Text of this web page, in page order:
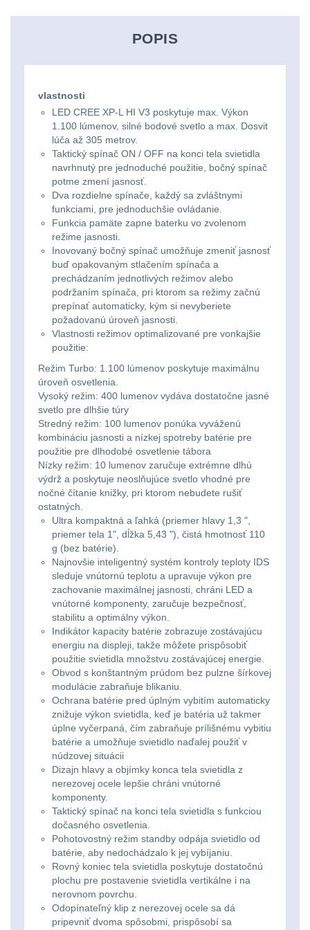
lm
AA/AAA/14500
baterie
Svítilny
18650
baterie
Svítilny
21700
baterie
Svítilny
pro
26650
baterie
Svítilny
CR123A
nebo
16340
baterie
Čelové
svetlá
čelovky
Taktické
svietidlá
Lucerny
Přepravne
tašky
zbraně
Hydratační
vaky
Pouzdra
Kapsy
Peněženky
Doplňky
batohům
Monokuláry
Príslušenstvo
optiku
Čelové svetlá - čelovky3
lampy1
Potápačské svetlá2
Kapesní svítilny4
Policejní svítilny4
Vyhledávací svítilny
Lovecké svítilny1
Nabíjacie baterky6
Svietidlá s magnetom2
Svietidlá CRI≥901
Laserové značkovače
Držiaky a
príslušenstvo34
186501
14500 / AA / AAA4
16340 a CR1231
Nabíjačky9
Náhradné diely7
BATOHY A TAŠKY
Turistické a expediční
Městské batohy41
Batohy216
Méně než 10 L13
10 - 20 L26
20 - 30 L103
POPIS
vlastnosti
LED CREE XP-L HI V3 poskytuje max. Výkon
1.100 lúmenov, silné bodové svetlo a max. Dosvit
lúča až 305 metrov.
Taktický spínač ON / OFF na konci tela svietidla
navrhnutý pre jednoduché použitie, bočný spínač
potme zmení jasnosť.
Dva rozdielne spínače, každý sa zvláštnymi
funkciami, pre jednoduchšie ovládanie.
Funkcia pamäte zapne baterku vo zvolenom
režime jasnosti.
Inovovaný bočný spínač umožňuje zmeniť jasnosť
buď opakovaným stlačením spínača a
prechádzaním jednotlivých režimov alebo
podržaním spínača, pri ktorom sa režimy začnú
prepínať automaticky, kým si nevyberiete
požadovanú úroveň jasnosti.
Vlastnosti režimov optimalizované pre vonkajšie
použitie:
Režim Turbo: 1.100 lúmenov poskytuje maximálnu
úroveň osvetlenia.
Vysoký režim: 400 lumenov vydáva dostatočne jasné
svetlo pre dlhšie túry
Stredný režim: 100 lumenov ponúka vyváženú
kombináciu jasnosti a nízkej spotreby batérie pre
použitie pre dlhodobé osvetlenie tábora
Nízky režim: 10 lumenov zaručuje extrémne dlhú
výdrž a poskytuje neoslňujúce svetlo vhodné pre
nočné čítanie knižky, pri ktorom nebudete rušiť
ostatných.
Ultra kompaktná a ľahká (priemer hlavy 1,3 ",
priemer tela 1", dĺžka 5,43 "), čistá hmotnosť 110
g (bez batérie).
Najnovšie inteligentný systém kontroly teploty IDS
sleduje vnútornú teplotu a upravuje výkon pre
zachovanie maximálnej jasnosti, chráni LED a
vnútorné komponenty, zaručuje bezpečnosť,
stabilitu a optimálny výkon.
Indikátor kapacity batérie zobrazuje zostávajúcu
energiu na displeji, takže môžete prispôsobiť
použitie svietidla množstvu zostávajúcej energie.
Obvod s konštantným prúdom bez pulzne šírkovej
modulácie zabraňuje blikaniu.
Ochrana batérie pred úplným vybitím automaticky
znižuje výkon svietidla, keď je batéria už takmer
úplne vyčerpaná, čím zabraňuje prílišnému vybitiu
batérie a umožňuje svietidlo naďalej použiť v
núdzovej situácii
Dizajn hlavy a objímky konca tela svietidla z
nerezovej ocele lepšie chráni vnútorné
komponenty.
Taktický spínač na konci tela svietidla s funkciou
dočasného osvetlenia.
Pohotovostný režim standby odpája svietidlo od
batérie, aby nedochádzalo k jej vybíjaniu.
Rovný koniec tela svietidla poskytuje dostatočnú
plochu pre postavenie svietidla vertikálne i na
nerovnom povrchu.
Odopínateľný klip z nerezovej ocele sa dá
pripevniť dvoma spôsobmi, prispôsobí sa